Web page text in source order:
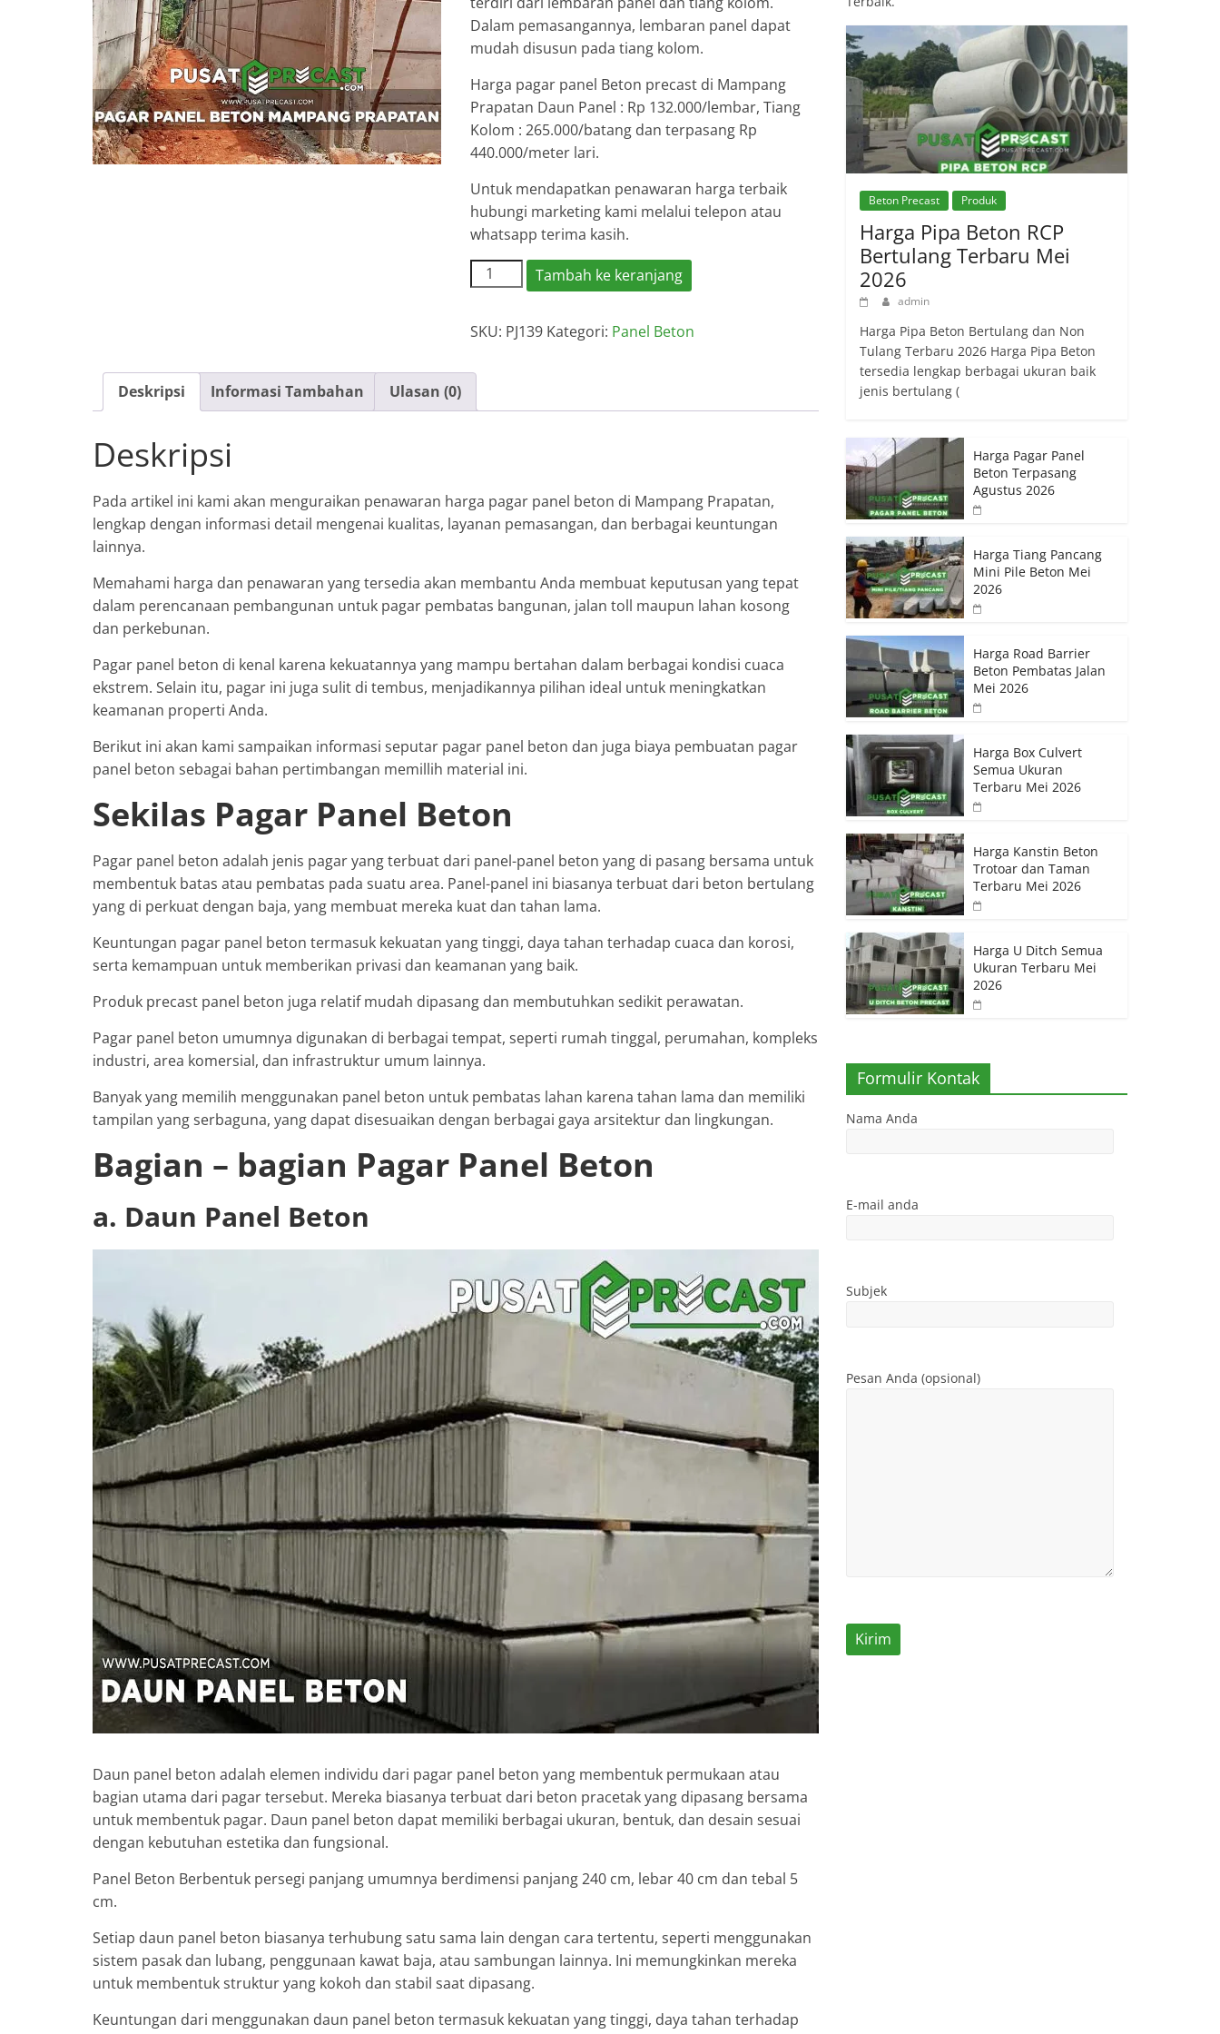
Dalam pemasangannya, lembaran panel dapat
mudah disusun pada tiang kolom.
Harga pagar panel Beton precast di Mampang
Prapatan Daun Panel : Rp 132.000/lembar, Tiang
Kolom : 265.000/batang dan terpasang Rp
440.000/meter lari.
Untuk mendapatkan penawaran harga terbaik
hubungi marketing kami melalui telepon atau
whatsapp terima kasih.
Kuantitas
Harga
Panel
Prapatan
Tambah ke keranjang
SKU: PJ139 Kategori: Panel Beton
Deskripsi Informasi Tambahan Ulasan (0)
Deskripsi
Pada artikel ini kami akan menguraikan penawaran harga pagar panel beton di Mampang Prapatan,
lengkap dengan informasi detail mengenai kualitas, layanan pemasangan, dan berbagai keuntungan
lainnya.
Memahami harga dan penawaran yang tersedia akan membantu Anda membuat keputusan yang tepat
dalam perencanaan pembangunan untuk pagar pembatas bangunan, jalan toll maupun lahan kosong
dan perkebunan.
Pagar panel beton di kenal karena kekuatannya yang mampu bertahan dalam berbagai kondisi cuaca
ekstrem. Selain itu, pagar ini juga sulit di tembus, menjadikannya pilihan ideal untuk meningkatkan
keamanan properti Anda.
Berikut ini akan kami sampaikan informasi seputar pagar panel beton dan juga biaya pembuatan pagar
panel beton sebagai bahan pertimbangan memillih material ini.
Sekilas Pagar Panel Beton
Pagar panel beton adalah jenis pagar yang terbuat dari panel-panel beton yang di pasang bersama untuk
membentuk batas atau pembatas pada suatu area. Panel-panel ini biasanya terbuat dari beton bertulang
yang di perkuat dengan baja, yang membuat mereka kuat dan tahan lama.
Keuntungan pagar panel beton termasuk kekuatan yang tinggi, daya tahan terhadap cuaca dan korosi,
serta kemampuan untuk memberikan privasi dan keamanan yang baik.
Produk precast panel beton juga relatif mudah dipasang dan membutuhkan sedikit perawatan.
Pagar panel beton umumnya digunakan di berbagai tempat, seperti rumah tinggal, perumahan, kompleks
industri, area komersial, dan infrastruktur umum lainnya.
Banyak yang memilih menggunakan panel beton untuk pembatas lahan karena tahan lama dan memiliki
tampilan yang serbaguna, yang dapat disesuaikan dengan berbagai gaya arsitektur dan lingkungan.
Bagian – bagian Pagar Panel Beton
a. Daun Panel Beton
Daun panel beton adalah elemen individu dari pagar panel beton yang membentuk permukaan atau
bagian utama dari pagar tersebut. Mereka biasanya terbuat dari beton pracetak yang dipasang bersama
untuk membentuk pagar. Daun panel beton dapat memiliki berbagai ukuran, bentuk, dan desain sesuai
dengan kebutuhan estetika dan fungsional.
Panel Beton Berbentuk persegi panjang umumnya berdimensi panjang 240 cm, lebar 40 cm dan tebal 5
cm.
Setiap daun panel beton biasanya terhubung satu sama lain dengan cara tertentu, seperti menggunakan
sistem pasak dan lubang, penggunaan kawat baja, atau sambungan lainnya. Ini memungkinkan mereka
untuk membentuk struktur yang kokoh dan stabil saat dipasang.
Keuntungan dari menggunakan daun panel beton termasuk kekuatan yang tinggi, daya tahan terhadap
Beton Precast Produk
Harga Pipa Beton RCP
Bertulang Terbaru Mei
2026
admin
Harga Pipa Beton Bertulang dan Non
Tulang Terbaru 2026 Harga Pipa Beton
tersedia lengkap berbagai ukuran baik
jenis bertulang (
Harga Pagar Panel
Beton Terpasang
Agustus 2026
Harga Tiang Pancang
Mini Pile Beton Mei
2026
Harga Road Barrier
Beton Pembatas Jalan
Mei 2026
Harga Box Culvert
Semua Ukuran
Terbaru Mei 2026
Harga Kanstin Beton
Trotoar dan Taman
Terbaru Mei 2026
Harga U Ditch Semua
Ukuran Terbaru Mei
2026
Formulir Kontak
Nama Anda
E-mail anda
Subjek
Pesan Anda (opsional)